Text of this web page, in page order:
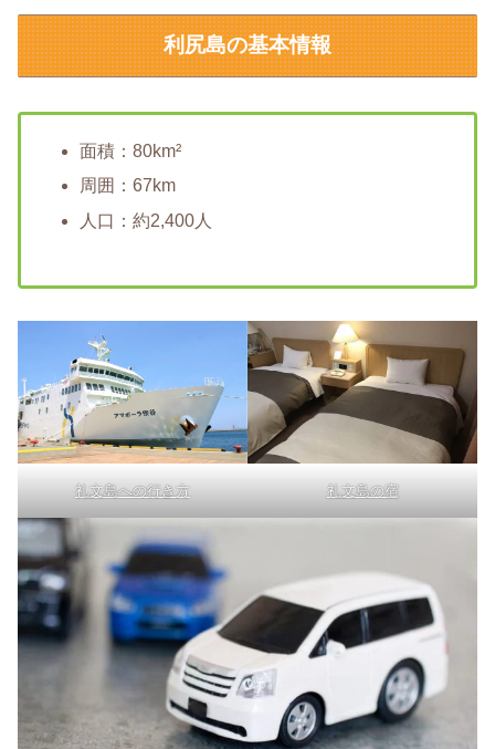
利尻島の基本情報
面積：80km²
周囲：67km
人口：約2,400人
礼文島への行き方 礼文島の宿